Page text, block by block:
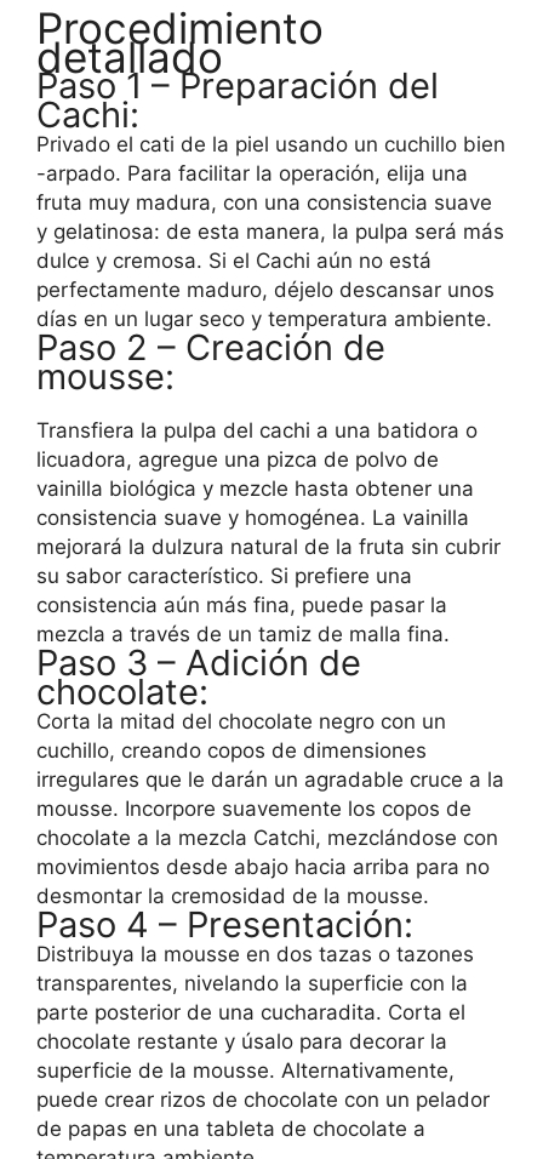
Procedimiento
detallado
Paso 1 – Preparación del
Cachi:
Privado el cati de la piel usando un cuchillo bien
-arpado. Para facilitar la operación, elija una
fruta muy madura, con una consistencia suave
y gelatinosa: de esta manera, la pulpa será más
dulce y cremosa. Si el Cachi aún no está
perfectamente maduro, déjelo descansar unos
días en un lugar seco y temperatura ambiente.
Paso 2 – Creación de
mousse:
Transfiera la pulpa del cachi a una batidora o
licuadora, agregue una pizca de polvo de
vainilla biológica y mezcle hasta obtener una
consistencia suave y homogénea. La vainilla
mejorará la dulzura natural de la fruta sin cubrir
su sabor característico. Si prefiere una
consistencia aún más fina, puede pasar la
mezcla a través de un tamiz de malla fina.
Paso 3 – Adición de
chocolate:
Corta la mitad del chocolate negro con un
cuchillo, creando copos de dimensiones
irregulares que le darán un agradable cruce a la
mousse. Incorpore suavemente los copos de
chocolate a la mezcla Catchi, mezclándose con
movimientos desde abajo hacia arriba para no
desmontar la cremosidad de la mousse.
Paso 4 – Presentación:
Distribuya la mousse en dos tazas o tazones
transparentes, nivelando la superficie con la
parte posterior de una cucharadita. Corta el
chocolate restante y úsalo para decorar la
superficie de la mousse. Alternativamente,
puede crear rizos de chocolate con un pelador
de papas en una tableta de chocolate a